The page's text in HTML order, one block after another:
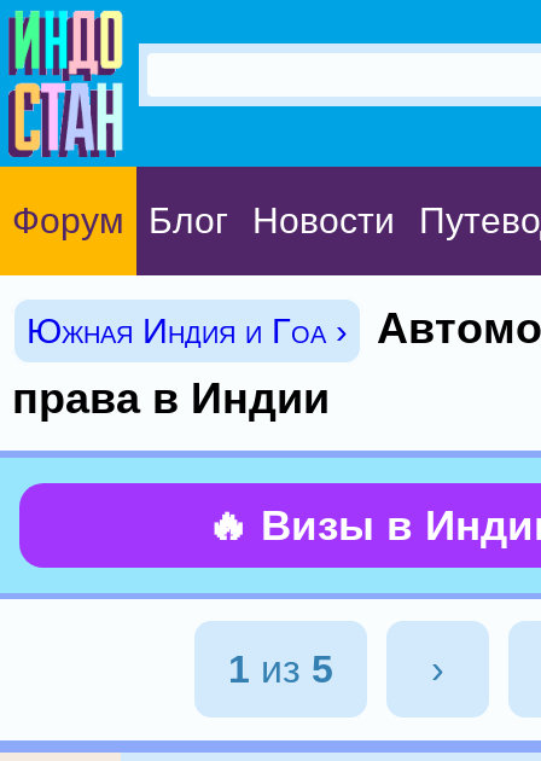
Форум Блог Новости
Южная Индия и Гоа ›
права в Индии
🔥 Визы в
1 из 5 ›